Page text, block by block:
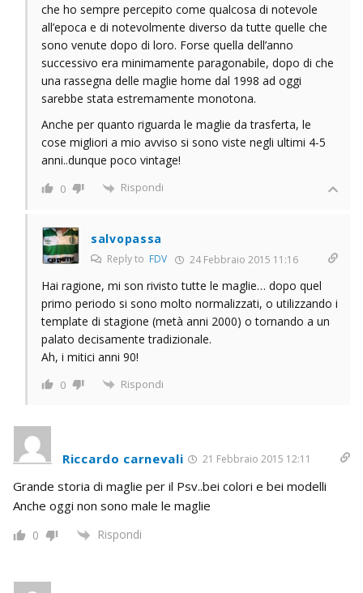
che ho sempre percepito come qualcosa di notevole
all’epoca e di notevolmente diverso da tutte quelle che
sono venute dopo di loro. Forse quella dell’anno
successivo era minimamente paragonabile, dopo di che
una rassegna delle maglie home dal 1998 ad oggi
sarebbe stata estremamente monotona.
Anche per quanto riguarda le maglie da trasferta, le
cose migliori a mio avviso si sono viste negli ultimi 4-5
anni..dunque poco vintage!
0 Rispondi
salvopassa
Reply to FDV 24 Febbraio 2015 11:16
Hai ragione, mi son rivisto tutte le maglie… dopo quel
primo periodo si sono molto normalizzati, o utilizzando i
template di stagione (metà anni 2000) o tornando a un
palato decisamente tradizionale.
Ah, i mitici anni 90!
0 Rispondi
Riccardo carnevali 21 Febbraio 2015 12:11
Grande storia di maglie per il Psv..bei colori e bei modelli
Anche oggi non sono male le maglie
0 Rispondi